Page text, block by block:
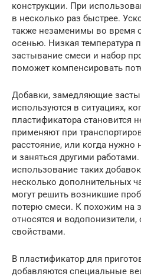
конструкции. При
в несколько раз быстрее.
также незаменимы во время
осенью. Низкая температура
застывание смеси и набор
поможет компенсировать
Добавки, замедляющие
используются в ситуациях,
пластификатора становится
применяют при
расстояние, или когда нужно
и заняться другими
использование таких
несколько дополнительных
могут решить возникшие
потерю смеси. К похожим на
относятся и
свойствами.
В пластификатор для
добавляются специальные